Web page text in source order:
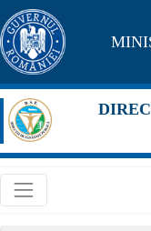
Pagina
maghiară
se
află
în
construcție